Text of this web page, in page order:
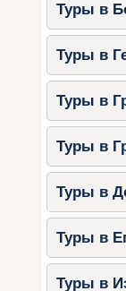
из
Туры в
Туры в
Туры в
Туры в
Туры в
Туры в
Туры в